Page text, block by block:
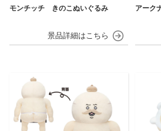
モンチッチ きのこぬいぐるみ アーク